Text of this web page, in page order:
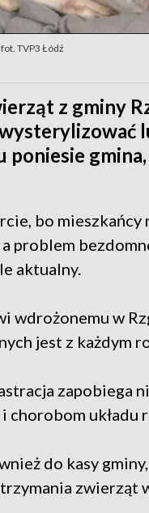
TVP3 Łódź
z gminy
poniesie
bo mieszkańcy
problem
aktualny.
wdrożonemu w
jest z każdym
zapobiega
chorobom układu
do kasy
zwierząt